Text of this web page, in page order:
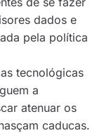
dados e
pela política
tecnológicas
a
atenuar os
caducas.